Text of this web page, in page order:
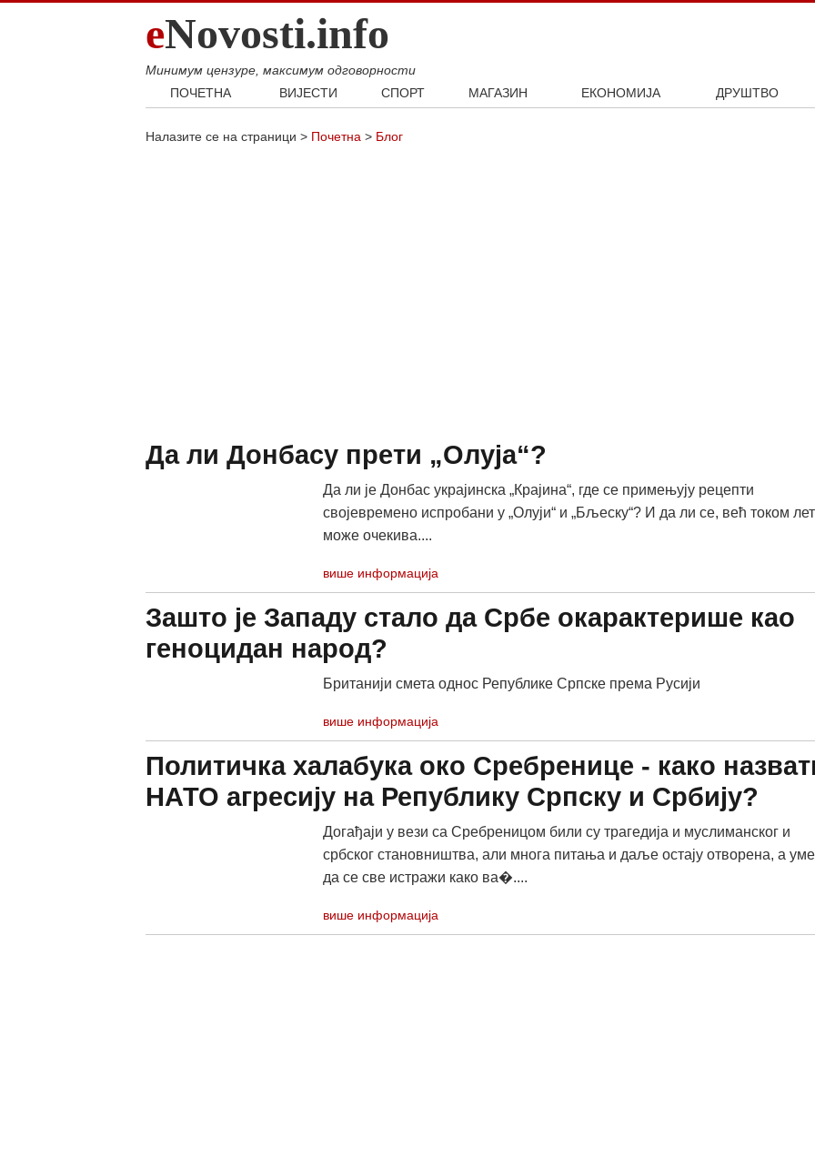
eNovosti.info
Минимум цензуре, максимум одговорности
ПОЧЕТНА
ВИЈЕСТИ
Балкан
СПОРТ
Кошарка
МАГАЗИН
ЕКОНОМИЈА
ДРУШТВО
Налазите се на страници > Почетна > Блог
Да ли Донбасу прети „Олуја“?
Да ли је Донбас украјинска „Крајина“, где се примењују рецепти
својевремено испробани у „Олуји“ и „Бљеску“? И да ли се, већ током
може очекива....
више информација
Зашто је Западу стало да Србе окарактерише као
геноцидан народ?
Британији смета однос Републике Српске према Русији
више информација
Политичка халабука око Сребренице - како
НАТО агресију на Републику Српску и Србију?
Догађаји у вези са Сребреницом били су трагедија и муслиманског и
србског становништва, али многа питања и даље остају отворена, а
да се све истражи како ва�....
више информација